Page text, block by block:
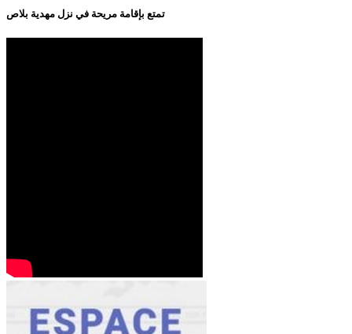
تمتع بإقامة مريحة في نزل مهدية بلاص